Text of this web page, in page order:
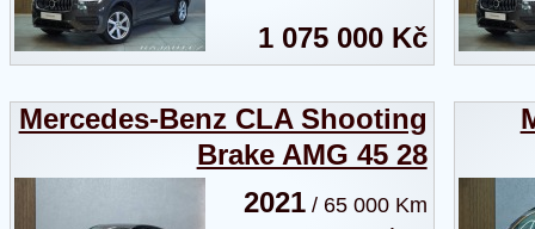
1 075 000 Kč
Mercedes-Benz CLA Shooting
Brake AMG 45 28
2021/ 65 000 Km